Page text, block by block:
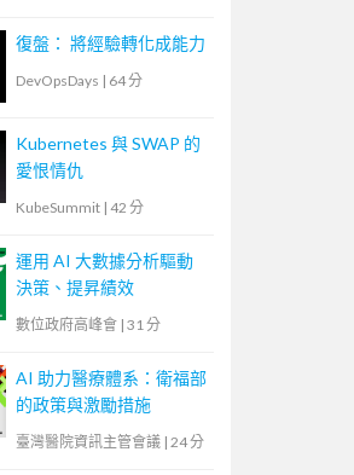
復盤： 將經驗轉化成能力
DevOpsDays | 64 分
Kubernetes 與 SWAP 的
愛恨情仇
KubeSummit | 42 分
運用 AI 大數據分析驅動
決策、提昇績效
數位政府高峰會 | 31 分
AI 助力醫療體系：衛福部
的政策與激勵措施
臺灣醫院資訊主管會議 | 24 分